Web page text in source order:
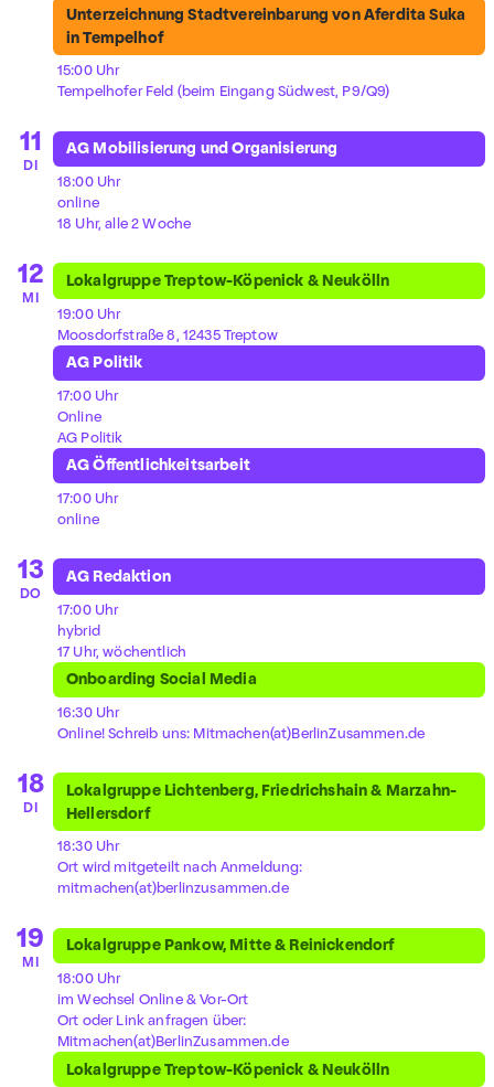
Unterzeichnung Stadtvereinbarung von Aferdita Suka
in Tempelhof
15:00 Uhr
Tempelhofer Feld (beim Eingang Südwest, P9/Q9)
11
DI
AG Mobilisierung und Organisierung
18:00 Uhr
online
18 Uhr, alle 2 Woche
12
MI
Lokalgruppe Treptow-Köpenick & Neukölln
19:00 Uhr
Moosdorfstraße 8, 12435 Treptow
AG Politik
17:00 Uhr
Online
AG Politik
AG Öffentlichkeitsarbeit
17:00 Uhr
online
13
DO
AG Redaktion
17:00 Uhr
hybrid
17 Uhr, wöchentlich
Onboarding Social Media
16:30 Uhr
Online! Schreib uns: Mitmachen(at)BerlinZusammen.de
18
DI
Lokalgruppe Lichtenberg, Friedrichshain & Marzahn-
Hellersdorf
18:30 Uhr
Ort wird mitgeteilt nach Anmeldung:
mitmachen(at)berlinzusammen.de
19
MI
Lokalgruppe Pankow, Mitte & Reinickendorf
18:00 Uhr
im Wechsel Online & Vor-Ort
Ort oder Link anfragen über:
Mitmachen(at)BerlinZusammen.de
Lokalgruppe Treptow-Köpenick & Neukölln